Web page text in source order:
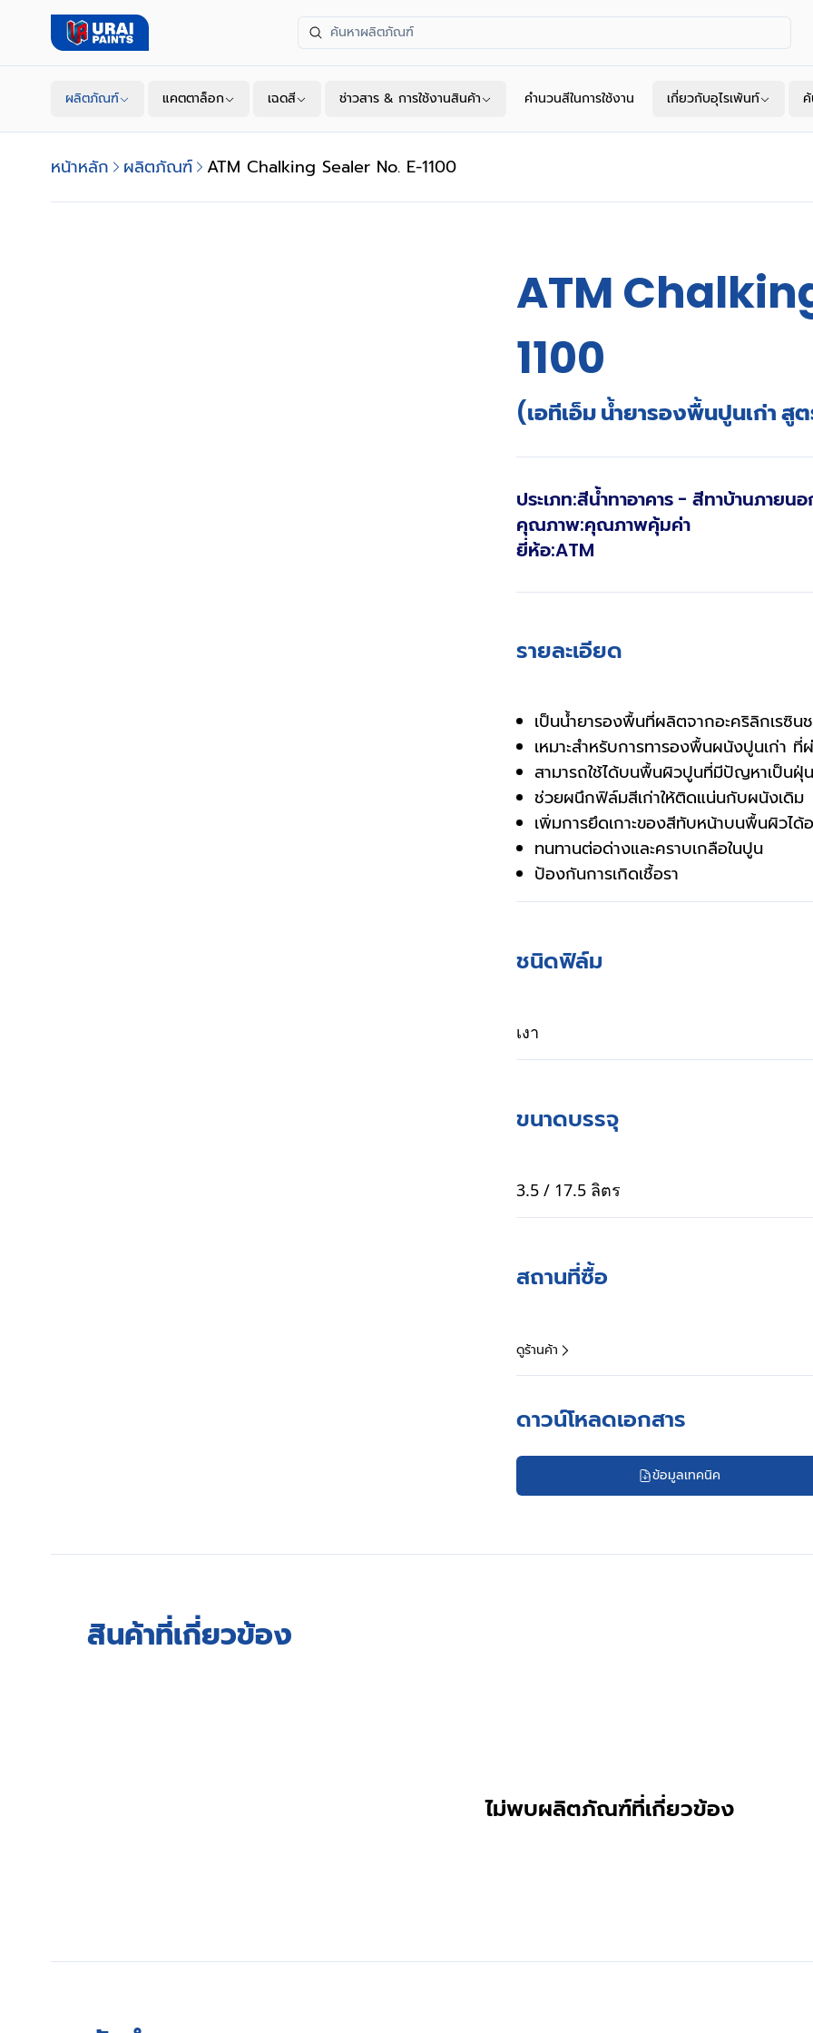
ผลิตภัณฑ์ แคตตาล็อก เฉดสี ช่าวสาร & การใช้งานสินค้า คำนวนสีในการใช้งาน เกี่ยวกับอุไรเพ้นท์
หน้าหลัก ผลิตภัณฑ์ ATM Chalking Sealer No. E-1100
ATM
1100
(เอทีเอ็ม น้ำยารองพื้นปูนเก่า สู
ประเภท:สีน้ำทาอาคาร - สีทาบ้านภายนอ
คุณภาพ:คุณภาพคุ้มค่า
ยี่ห้อ:ATM
รายละเอียด
เป็นน้ำยารองพื้นที่ผลิตจากอะคริลิกเรซิ
เหมาะสำหรับการทารองพื้นผนังปูนเก่า ที่
สามารถใช้ได้บนพื้นผิวปูนที่มีปัญหาเป็นฝุ่
ช่วยผนึกฟิล์มสีเก่าให้ติดแน่นกับผนังเดิม
เพิ่มการยึดเกาะของสีทับหน้าบนพื้นผิวได้
ทนทานต่อด่างและคราบเกลือในปูน
ป้องกันการเกิดเชื้อรา
ชนิดฟิล์ม
เงา
ขนาดบรรจุ
3.5 / 17.5 ลิตร
สถานที่ซื้อ
ดูร้านค้า
ดาวน์โหลดเอกสาร
ข้อมูลเทคนิค
สินค้าที่เกี่ยวข้อง
ไม่พบผลิตภัณฑ์ที่เกี่ยวข้อง